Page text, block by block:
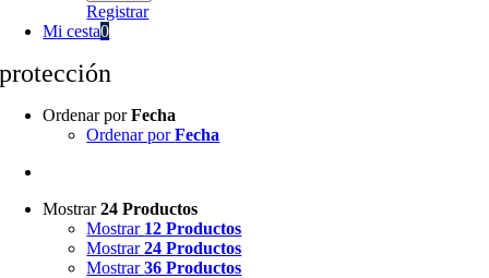
Registrar
Mi cesta0
protección
Ordenar porFecha
Ordenar porFecha
Mostrar24 Productos
Mostrar 12 Productos
Mostrar24 Productos
Mostrar36 Productos